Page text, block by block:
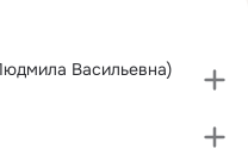
Васильевна)